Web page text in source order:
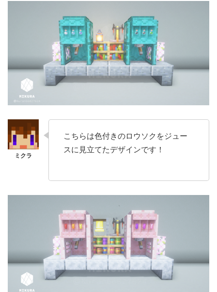
こちらは色付きのロウソクをジュー
スに見立てたデザインです！